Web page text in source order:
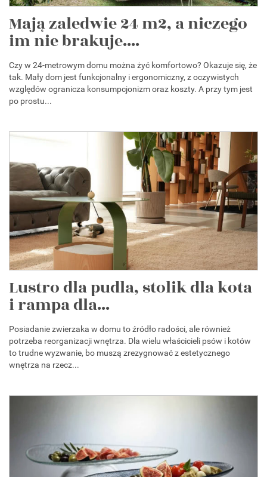
Mają zaledwie 24 m2, a niczego
im nie brakuje....
Czy w 24-metrowym domu można żyć komfortowo? Okazuje się, że
tak. Mały dom jest funkcjonalny i ergonomiczny, z oczywistych
względów ogranicza konsumpcjonizm oraz koszty. A przy tym jest
po prostu...
Lustro dla pudla, stolik dla kota
i rampa dla...
Posiadanie zwierzaka w domu to źródło radości, ale również
potrzeba reorganizacji wnętrza. Dla wielu właścicieli psów i kotów
to trudne wyzwanie, bo muszą zrezygnować z estetycznego
wnętrza na rzecz...